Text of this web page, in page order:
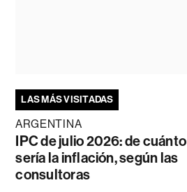
LAS MÁS VISITADAS
ARGENTINA
IPC de julio 2026: de cuánto
sería la inflación, según las
consultoras